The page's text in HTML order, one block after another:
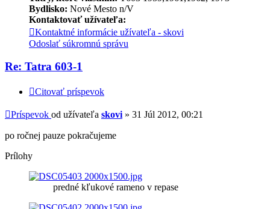
Bydlisko: Nové Mesto n/V
Kontaktovať užívateľa:
Kontaktné informácie užívateľa - skovi
Odoslať súkromnú správu
Re: Tatra 603-1
Citovať príspevok
Príspevok od užívateľa skovi » 31 Júl 2012, 00:21
po ročnej pauze pokračujeme
Prílohy
predné kľukové rameno v repase